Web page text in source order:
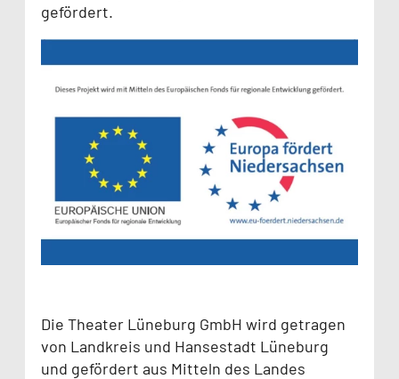
gefördert.
Die Theater Lüneburg GmbH wird getragen
von Landkreis und Hansestadt Lüneburg
und gefördert aus Mitteln des Landes